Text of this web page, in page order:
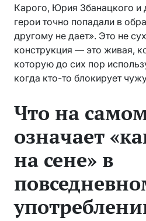
Карого, Юрия Збанацкого и
герои точно попадали в
другому не дает». Это не
конструкция — это живая,
которую до сих пор
когда кто-то блокирует
Что на
означает
на сене» в